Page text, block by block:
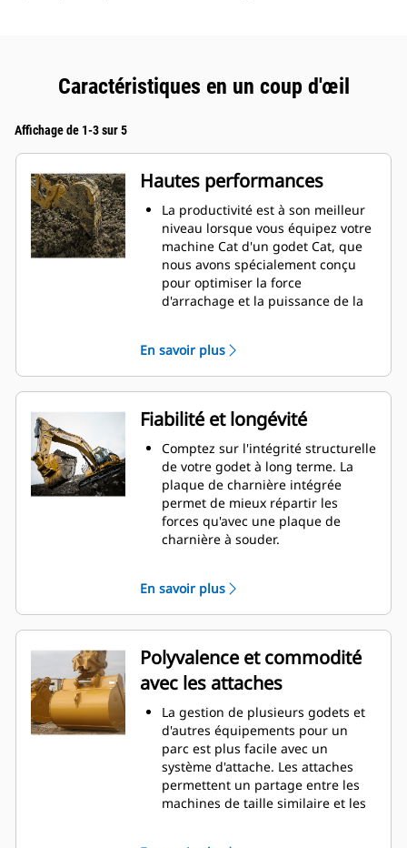
Caractéristiques en un coup d'œil
Affichage de 1-3 sur 5
Hautes performances
La productivité est à son meilleur
niveau lorsque vous équipez votre
machine Cat d'un godet Cat, que
nous avons spécialement conçu
pour optimiser la force
d'arrachage et la puissance de la
double améliore le flux des
matières dans le godet. Le
dégagement de talon accru
garantit que le fond du godet ne
frotte pas, ce qui réduit les coûts
d'entretien.
La consommation de carburant est
maximale lors de l'excavation. Les
godets Cat sont conçus pour
creuser dans les matériaux
rapidement afin d'améliorer
Chargez plus de matière plus
rapidement. La forme et les barres
latérales du godet permettent une
rétention optimale des matériaux
dans le godet à chaque charge.
En savoir plus
Fiabilité et longévité
Comptez sur l'intégrité structurelle
de votre godet à long terme. La
plaque de charnière intégrée
permet de mieux répartir les
forces qu'avec une plaque de
charnière à souder.
résistants à l'abrasion, en
particulier pour les composants
d'usure excessive.
Protégez les zones d'usure
excessive les plus importantes de
votre godet avec les outils
d'attaque du sol Cat
(GET). Les
protecteurs de longerons et les
couteaux latéraux permettent de
préserver les pièces du godet qui
entrent en contact et traversent
les matériaux le plus souvent.
Réduisez les coûts d'entretien en
En savoir plus
Polyvalence et commodité
avec les attaches
La gestion de plusieurs godets et
d'autres équipements pour un
parc est plus facile avec un
système d'attache. Les attaches
permettent un partage entre les
machines de taille similaire et les